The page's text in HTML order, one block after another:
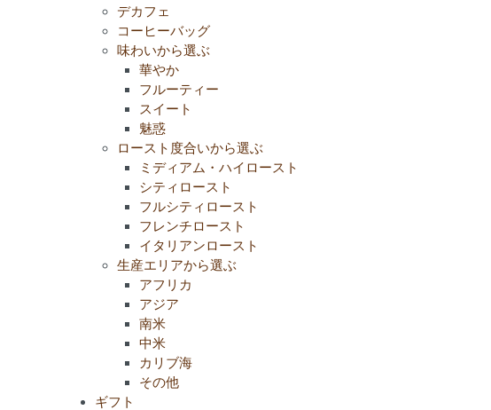
デカフェ
コーヒーバッグ
味わいから選ぶ
華やか
フルーティー
スイート
魅惑
ロースト度合いから選ぶ
ミディアム・ハイロースト
シティロースト
フルシティロースト
フレンチロースト
イタリアンロースト
生産エリアから選ぶ
アフリカ
アジア
南米
中米
カリブ海
その他
ギフト